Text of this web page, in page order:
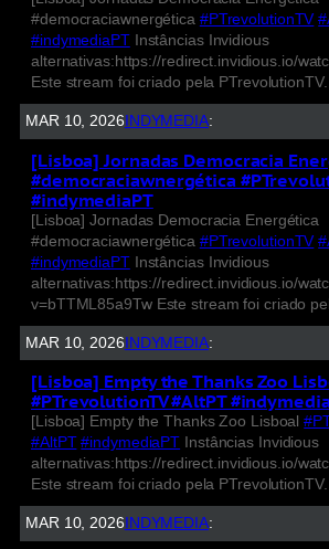
#democraciawnergética #PTrevolutionTV
#indymediaPTInstâncias Invidious
alternativas:https://redirect.invidious.io/
Este stream foi criado pela PTrevolutionTV.
MAR 10, 2026 INDYMEDIA:
[Lisboa] Jornadas Democracia
#democraciawnergética
#indymediaPT
[Lisboa] Jornadas Democracia Energética
#democraciawnergética #PTrevolutionTV
#indymediaPTInstâncias Invidious
alternativas:https://redirect.invidious.io/
v=bTTML85a9Tw Este stream foi criado
MAR 10, 2026 INDYMEDIA:
[Lisboa] Empty the Thanks Zoo
#PTrevolutionTV #AltPT
[Lisboa] Empty the Thanks Zoo Lisboal
#AltPT #indymediaPT Instâncias Invidious
alternativas:https://redirect.invidious.io/
Este stream foi criado pela PTrevolutionTV.
MAR 10, 2026 INDYMEDIA: